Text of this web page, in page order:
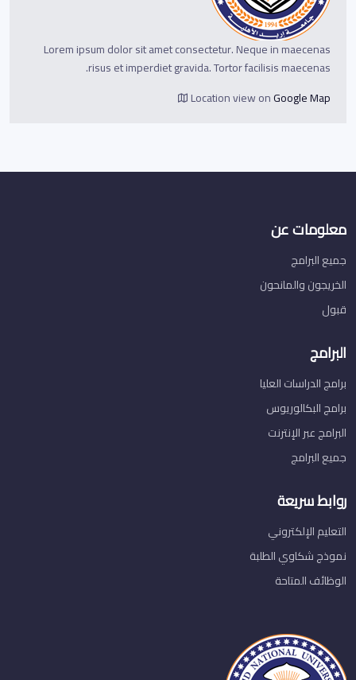
Lorem ipsum dolor sit amet consectetur. Neque in maecenas
risus et imperdiet gravida. Tortor facilisis maecenas.
Location view onGoogle Map
معلومات عن
جميع البرامج
الخريجون والمانحون
قبول
البرامج
برامج الدراسات العليا
برامج البكالوريوس
البرامج عبر الإنترنت
جميع البرامج
روابط سريعة
التعليم الإلكتروني
نموذج شكاوي الطلبة
الوظائف المتاحة